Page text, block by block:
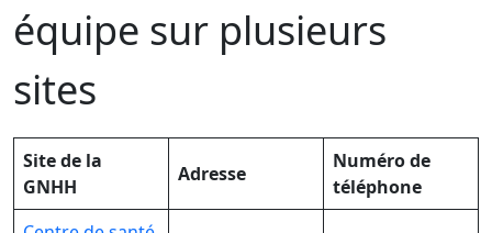
équipe sur plusieurs
sites
Site de la
GNHH
Adresse
Numéro de
téléphone